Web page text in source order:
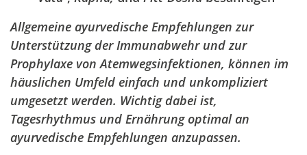
Allgemeine ayurvedische Empfehlungen zur
Unterstützung der Immunabwehr und zur
Prophylaxe von Atemwegsinfektionen, können im
häuslichen Umfeld einfach und unkompliziert
umgesetzt werden. Wichtig dabei ist,
Tagesrhythmus und Ernährung optimal an
ayurvedische Empfehlungen anzupassen.